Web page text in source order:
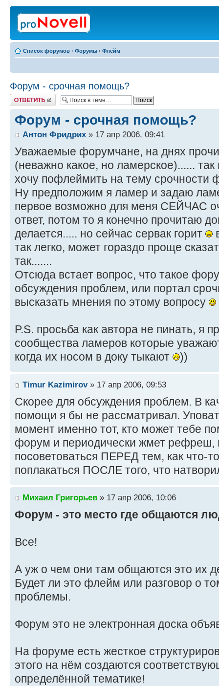
Список форумов ‹ Форумы ‹ Флейм
Форум - срочная помощь?
Ответить
Форум - срочная помощь?
Антон Фридрих » 17 апр 2006, 09:41
Уважаемые форумчане, на днях
(неважно какое, но ламерское)......
хочу пофлеймить на тему срочности
Ну предположим я ламер и задаю
первое возможно для меня СЕЙЧАС
ответ, потом то я конечно прочитаю
делается..... но сейчас сервак горит
так легко, может гораздо проще
так.......
Отсюда встает вопрос, что такое
обсуждения проблем, или портал
высказать мнения по этому вопросу
P.S. просьба как автора не пинать, я
сообщества ламеров которые
когда их носом в доку тыкают
))
Timur Kazimirov» 17 апр 2006, 09:53
Скорее для обсуждения проблем. В
помощи я бы не рассматривал.
момент именно тот, кто может тебе
форум и периодически жмет рефреш,
посоветоваться ПЕРЕД тем, как что-
поплакаться ПОСЛЕ того, что
Михаил Григорьев » 17 апр 2006, 10:06
Форум - это место где общаются
Все!
А уж о чем они там общаются это их
Будет ли это флейм или разговор о
проблемы.
Форум это не электронная доска
На форуме есть жесткое
этого на нём создаются
определённой тематике!